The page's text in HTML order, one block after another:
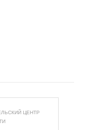
ЦЕНТР